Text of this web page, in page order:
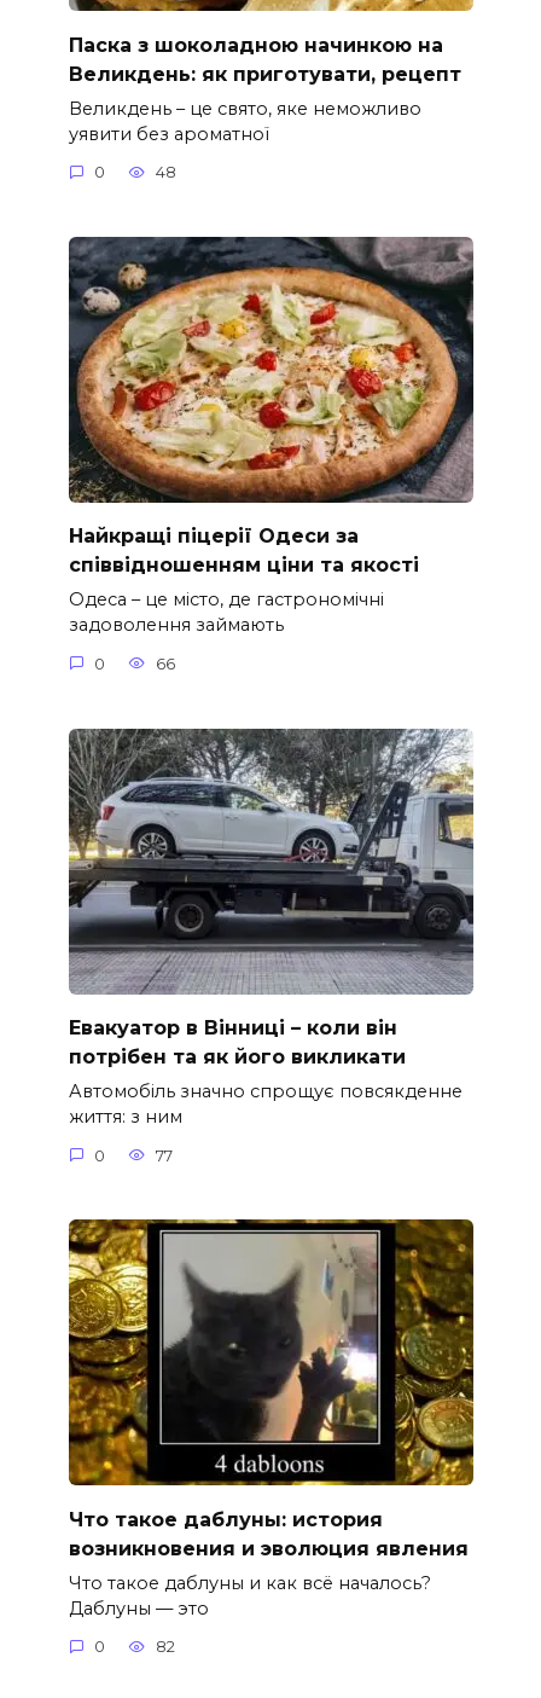
Паска з шоколадною начинкою на
Великдень: як приготувати, рецепт
Великдень – це свято, яке неможливо
уявити без ароматної
0 48
Найкращі піцерії Одеси за
співвідношенням ціни та якості
Одеса – це місто, де гастрономічні
задоволення займають
0 66
Евакуатор в Вінниці – коли він
потрібен та як його викликати
Автомобіль значно спрощує повсякденне
життя: з ним
0 77
Что такое даблуны: история
возникновения и эволюция явления
Что такое даблуны и как всё началось?
Даблуны — это
0 82